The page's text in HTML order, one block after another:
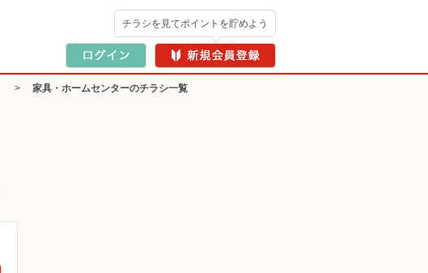
チラシを見てポイントを貯めよう
> 家具・ホームセンターのチラシ一覧